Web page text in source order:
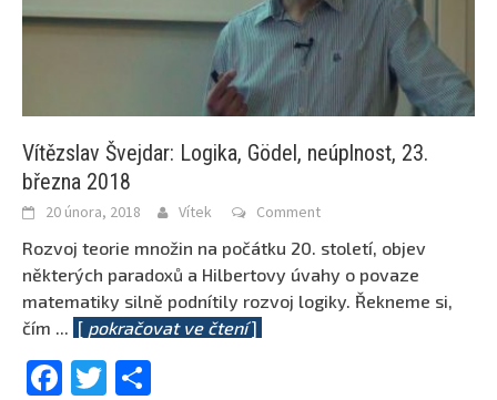
Vítězslav Švejdar: Logika, Gödel, neúplnost, 23.
března 2018
20 února, 2018 Vítek Comment
Rozvoj teorie množin na počátku 20. století, objev
některých paradoxů a Hilbertovy úvahy o povaze
matematiky silně podnítily rozvoj logiky. Řekneme si,
čím ... [ pokračovat ve čtení]
Facebook
Twitter